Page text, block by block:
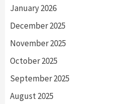
January 2026
December 2025
November 2025
October 2025
September 2025
August 2025